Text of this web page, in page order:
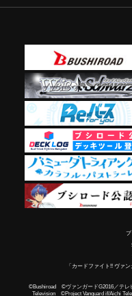
プ
「カードファイト!! ヴァ
©Bushiroad ©ヴァンガードG2016／テレ
Television ©Project Vanguard if/Aichi